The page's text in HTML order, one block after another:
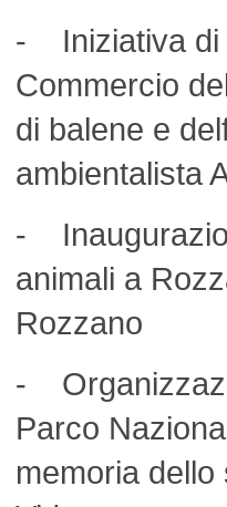
- Iniziativa di
Commercio
di balene e
ambientalista
-
animali a
Rozzano
-
Parco
memoria